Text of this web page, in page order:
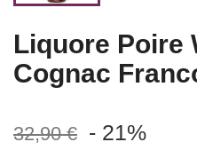
Liquore Poire
Cognac
32,90 € - 21%